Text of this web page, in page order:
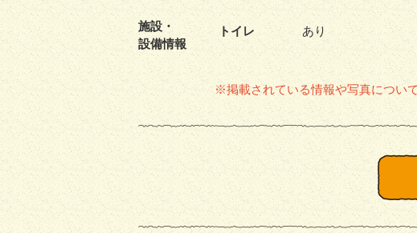
施設・
設備情報
トイレ あり
※掲載されている情報や写真につい